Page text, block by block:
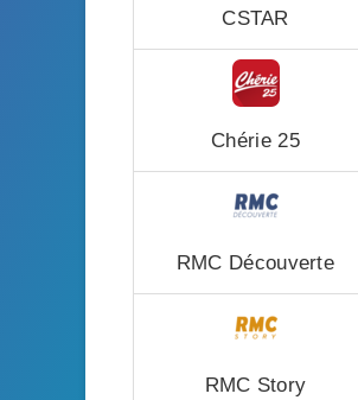
CSTAR
Chérie 25
RMC Découverte
RMC Story